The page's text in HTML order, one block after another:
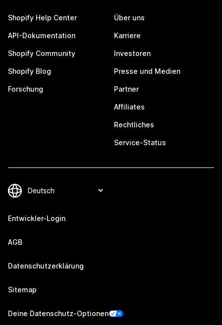
Shopify Help Center
API-Dokumentation
Shopify Community
Shopify Blog
Forschung
Über uns
Karriere
Investoren
Presse und Medien
Partner
Affiliates
Rechtliches
Service-Status
Entwickler-Login
AGB
Datenschutzerklärung
Sitemap
Deine Datenschutz-Optionen